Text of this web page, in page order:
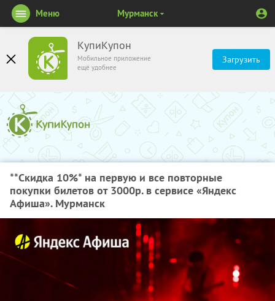
КупиКупон
Мобильное приложение
ещё удобнее
Загрузить
Меню Мурманск
**Скидка 10%* на первую и все повторные
покупки билетов от 3000р. в сервисе «Яндекс
Афиша». Мурманск